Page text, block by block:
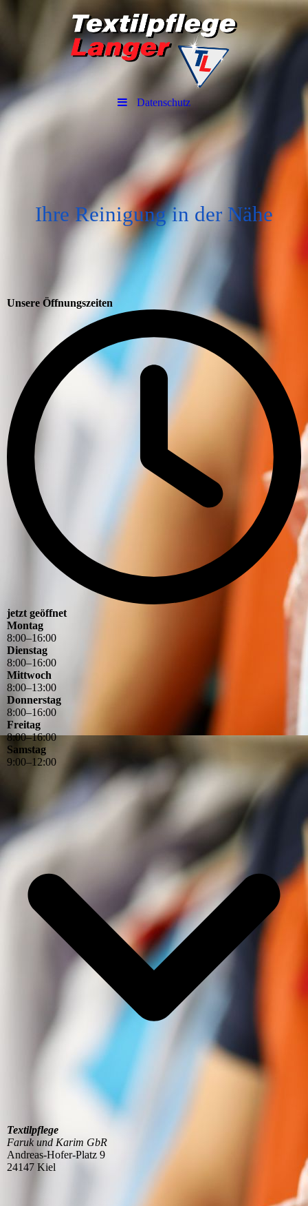
Datenschutz
Ihre Reinigung in der Nähe
Unsere Öffnungszeiten
jetzt geöffnet
Montag
8:00–16:00
Dienstag
8:00–16:00
Mittwoch
8:00–13:00
Donnerstag
8:00–16:00
Freitag
8:00–16:00
Samstag
9:00–12:00
Textilpflege
Faruk und Karim GbR
Andreas-Hofer-Platz 9
24147 Kiel